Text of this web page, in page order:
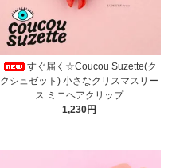
すぐ届く☆Coucou Suzette(ク
クシュゼット) 小さなクリスマスリー
ス ミニヘアクリップ
1,230円